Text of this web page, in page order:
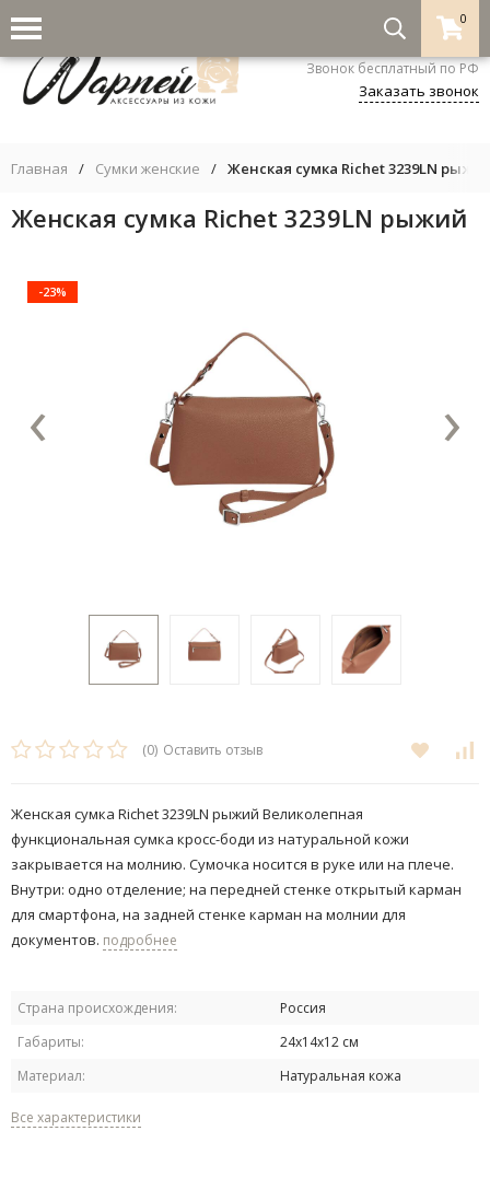
0
8-800-333-5530
Звонок бесплатный по РФ
Заказать звонок
Главная / Сумки женские / Женская сумка Richet 3239LN
Женская сумка Richet 3239LN рыжий
-23%
‹ ›
(0) Оставить отзыв
Женская сумка Richet 3239LN рыжий Великолепная
функциональная сумка кросс-боди из натуральной кожи
закрывается на молнию. Сумочка носится в руке или на плече.
Внутри: одно отделение; на передней стенке открытый карман
для смартфона, на задней стенке карман на молнии для
документов. подробнее
Страна происхождения:
Россия
Габариты:
24х14х12 см
Материал:
Натуральная кожа
Все характеристики